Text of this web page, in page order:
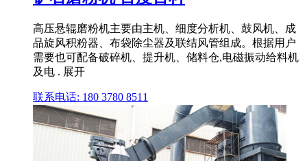
高压悬辊磨粉机主要由主机、细度分析机、鼓风机、成
品旋风积粉器、布袋除尘器及联结风管组成。根据用户
需要也可配备破碎机、提升机、储料仓,电磁振动给料机
及电 . 展开
联系电话: 180 3780 8511